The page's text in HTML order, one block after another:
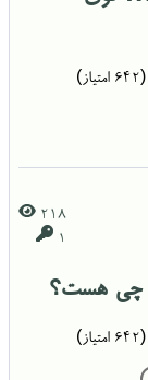
(
642 امتیاز)
218
1
(
642 امتیاز)